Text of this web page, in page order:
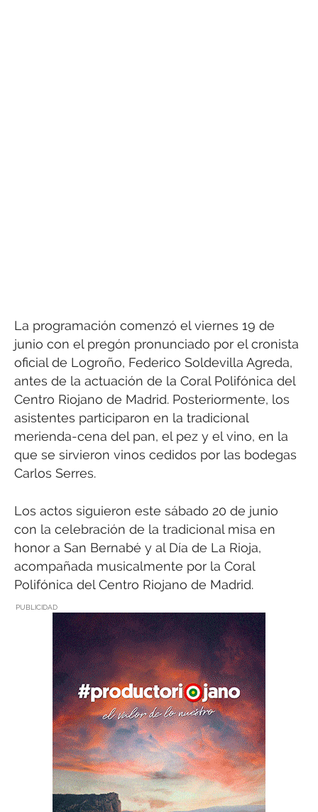
La programación comenzó el viernes 19 de
junio con el pregón pronunciado por el cronista
oficial de Logroño, Federico Soldevilla Agreda,
antes de la actuación de la Coral Polifónica del
Centro Riojano de Madrid. Posteriormente, los
asistentes participaron en la tradicional
merienda-cena del pan, el pez y el vino, en la
que se sirvieron vinos cedidos por las bodegas
Carlos Serres.
Los actos siguieron este sábado 20 de junio
con la celebración de la tradicional misa en
honor a San Bernabé y al Día de La Rioja,
acompañada musicalmente por la Coral
Polifónica del Centro Riojano de Madrid.
PUBLICIDAD